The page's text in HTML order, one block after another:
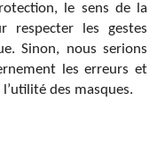
le sens de la
respecter les gestes
Sinon, nous serions
les erreurs et
des masques.